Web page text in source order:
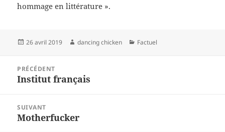
hommage en littérature ».
Publié
26 avril 2019 Auteur
dancing chicken Catégories
Factuel
l’article
PRÉCÉDENT
Article
Institut français
SUIVANT
Article
Motherfucker